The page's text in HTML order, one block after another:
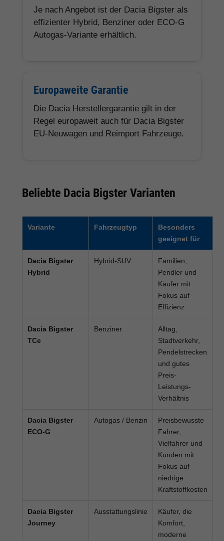
Je nach Angebot ist der Dacia Bigster als
effizienter Hybrid, Benziner oder ECO-G
Autogas-Variante erhältlich.
Europaweite Garantie
Die Dacia Herstellergarantie gilt in der
Regel europaweit auch für Dacia Bigster
EU-Neuwagen und Reimport Fahrzeuge.
Beliebte Dacia Bigster Varianten
Variante Fahrzeugtyp
Besonders
geeignet für
Dacia Bigster
Hybrid
Hybrid-SUV
Familien,
Pendler und
Käufer mit
Fokus auf
Effizienz
Dacia Bigster
TCe
Benziner
Alltag,
Stadtverkehr,
Pendelstrecken
und gutes
Preis-
Leistungs-
Verhältnis
Dacia Bigster
ECO-G
Autogas / Benzin
Preisbewusste
Fahrer,
Vielfahrer und
Kunden mit
Fokus auf
niedrige
Kraftstoffkosten
Dacia Bigster
Journey
Ausstattungslinie
Käufer, die
Komfort,
moderne